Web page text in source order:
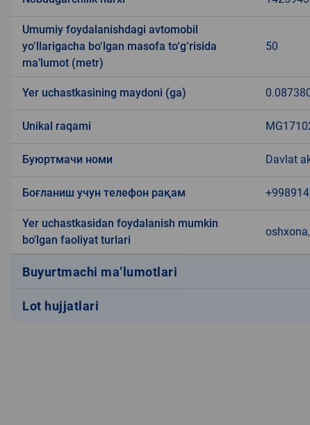
Umumiy foydalanishdagi avtomobil
yo‘llarigacha bo‘lgan masofa to‘g‘risida
ma’lumot (metr)
50
Yer uchastkasining maydoni (ga)
Unikal raqami
Буюртмачи номи Davlat
Боғланиш учун телефон рақам
Yer uchastkasidan foydalanish mumkin
bo'lgan faoliyat turlari
Buyurtmachi ma’lumotlari
Lot hujjatlari